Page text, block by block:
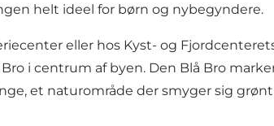
helt ideel for børn og nybegyndere.
eller hos Kyst- og
i centrum af byen. Den Blå Bro
, et naturområde der smyger sig